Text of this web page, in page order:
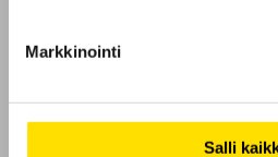
Markkinointi
Salli
GDPR